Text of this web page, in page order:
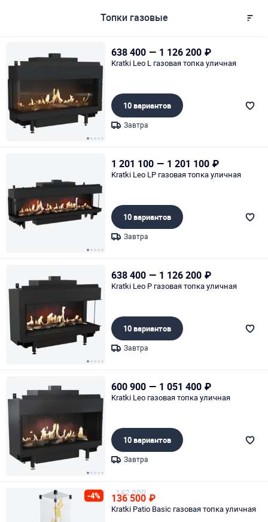
Топки газовые
638 400 — 1 126 200 ₽
Kratki Leo L газовая топка уличная
10 вариантов
Завтра
1 201 100 — 1 201 100 ₽
Kratki Leo LP газовая топка уличная
10 вариантов
Завтра
638 400 — 1 126 200 ₽
Kratki Leo P газовая топка уличная
10 вариантов
Завтра
600 900 — 1 051 400 ₽
Kratki Leo газовая топка уличная
10 вариантов
Завтра
-4% 142 000
136 500 ₽
Kratki Patio Basic газовая топка уличная